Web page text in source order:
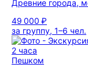
Древние города,
49 000 ₽
за группу, 1–6 чел.
2 часа
Пешком